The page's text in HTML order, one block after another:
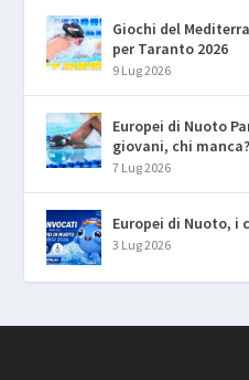
Giochi del
per Taranto 2026
9 Lug 2026
Europei di Nuoto
giovani, chi manca?
7 Lug 2026
Europei di Nuoto, i
3 Lug 2026